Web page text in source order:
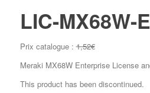
LIC-MX68W-
Prix catalogue :1,52€
Meraki MX68W Enterprise License
This product has been discontinued.